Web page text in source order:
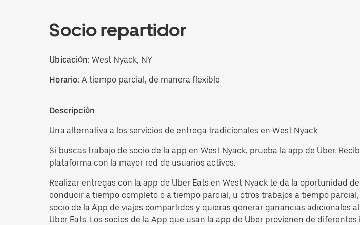
Socio repartidor
Ubicación: West Nyack, NY
Horario: A tiempo parcial, de manera flexible
Descripción
Una alternativa a los servicios de entrega tradicionales en West Nyack.
Si buscas trabajo de socio de la app en West Nyack, prueba la app de Uber.
plataforma con la mayor red de usuarios activos.
Realizar entregas con la app de Uber Eats en West Nyack te da la oportunidad
conducir a tiempo completo o a tiempo parcial, u otros trabajos a tiempo
socio de la App de viajes compartidos y quieras generar ganancias adicionales
Uber Eats. Los socios de la App que usan la app de Uber provienen de